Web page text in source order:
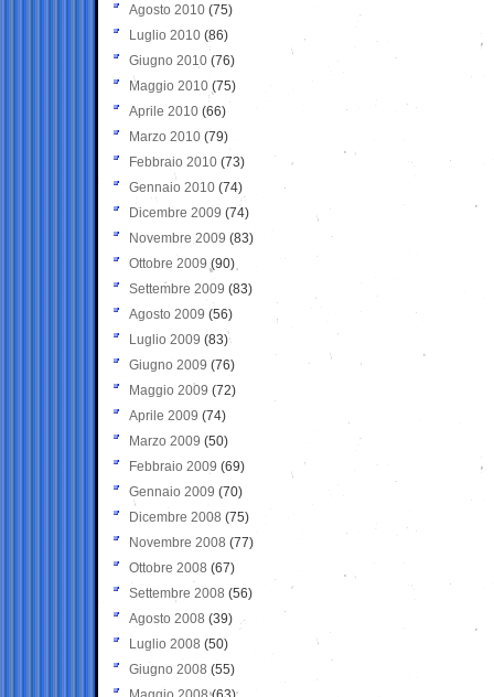
Agosto 2010 (75)
Luglio 2010 (86)
Giugno 2010 (76)
Maggio 2010 (75)
Aprile 2010 (66)
Marzo 2010 (79)
Febbraio 2010 (73)
Gennaio 2010 (74)
Dicembre 2009 (74)
Novembre 2009 (83)
Ottobre 2009 (90)
Settembre 2009 (83)
Agosto 2009 (56)
Luglio 2009 (83)
Giugno 2009 (76)
Maggio 2009 (72)
Aprile 2009 (74)
Marzo 2009 (50)
Febbraio 2009 (69)
Gennaio 2009 (70)
Dicembre 2008 (75)
Novembre 2008 (77)
Ottobre 2008 (67)
Settembre 2008 (56)
Agosto 2008 (39)
Luglio 2008 (50)
Giugno 2008 (55)